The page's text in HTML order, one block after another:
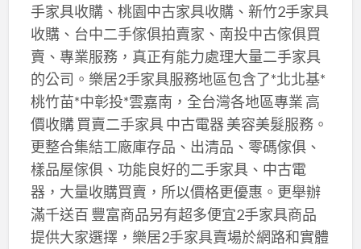
手家具收購、桃園中古家具收購、新竹2手家具
收購、台中二手傢俱拍賣家、南投中古傢俱買
賣、專業服務，真正有能力處理大量二手家具
的公司。樂居2手家具服務地區包含了*北北基*
桃竹苗*中彰投*雲嘉南，全台灣各地區專業 高
價收購 買賣二手家具 中古電器 美容美髮服務。
更整合集結工廠庫存品、出清品、零碼傢俱、
樣品屋傢俱、功能良好的二手家具、中古電
器，大量收購買賣，所以價格更優惠。更舉辦
滿千送百 豐富商品另有超多便宜2手家具商品
提供大家選擇，樂居2手家具賣場於網路和實體